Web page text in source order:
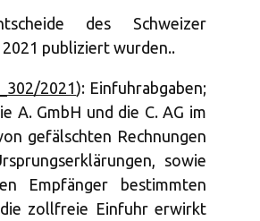
des Schweizer
2021 publiziert wurden..
2021): Einfuhrabgaben;
A. GmbH und die C. AG im
gefälschten Rechnungen
sowie
Empfänger bestimmten
die zollfreie Einfuhr erwirkt